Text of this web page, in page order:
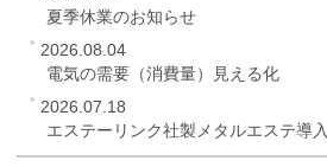
夏季休業のお知らせ
2026.08.04
電気の需要（消費量）見える化
2026.07.18
エステーリンク社製メタルエステ導入